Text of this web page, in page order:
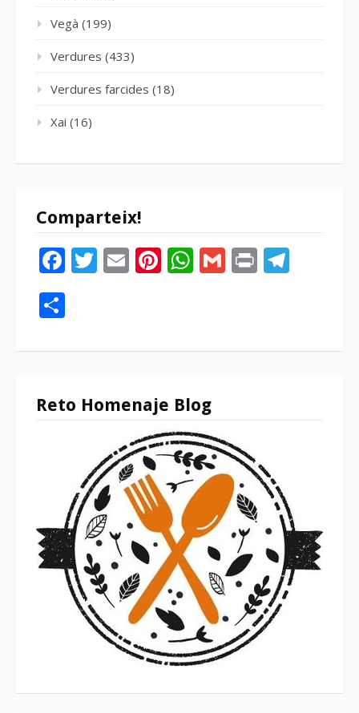
Vegà (199)
Verdures (433)
Verdures farcides (18)
Xai (16)
Comparteix!
Facebook
Twitter
EmailPinterest
WhatsApp
Gmail
Print
Reto Homenaje Blog